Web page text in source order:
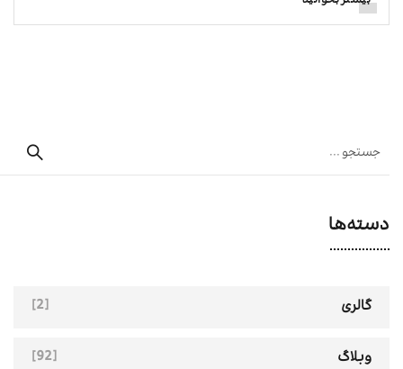
دسته‌ها
گالری [2]
وبلاگ [92]